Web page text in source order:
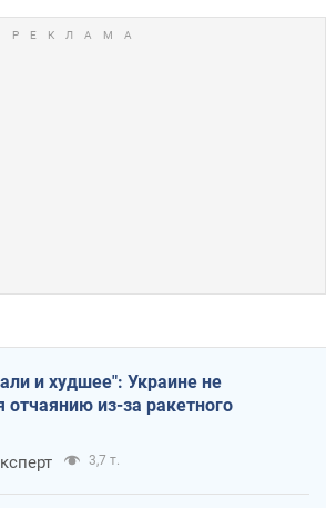
и худшее": Украине не
отчаянию из-за ракетного
3,7 т.